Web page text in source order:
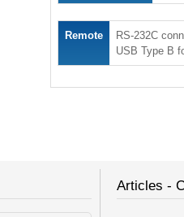
Remote
RS-232C
USB Type B
Articles -